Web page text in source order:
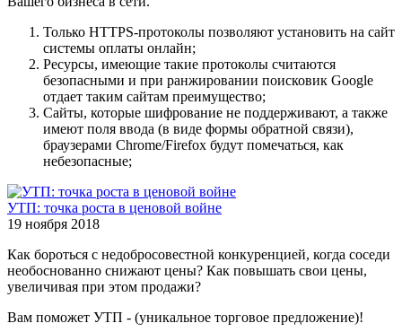
Только HTTPS-протоколы позволяют установить на сайт
системы оплаты онлайн;
Ресурсы, имеющие такие протоколы считаются
безопасными и при ранжировании поисковик Google
отдает таким сайтам преимущество;
Сайты, которые шифрование не поддерживают, а также
имеют поля ввода (в виде формы обратной связи),
браузерами Chrome/Firefox будут помечаться, как
небезопасные;
УТП: точка роста в ценовой войне
19 ноября 2018
Как бороться с недобросовестной конкуренцией, когда соседи
необоснованно снижают цены? Как повышать свои цены,
увеличивая при этом продажи?
Вам поможет УТП - (уникальное торговое предложение)!